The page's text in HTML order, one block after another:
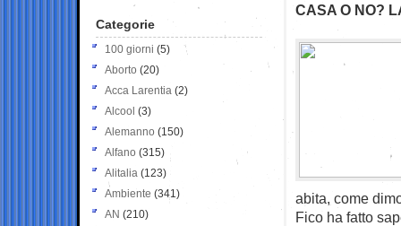
CASA O NO?
abita, come
Fico ha fatto
Categorie
100 giorni (5)
Aborto (20)
Acca Larentia (2)
Alcool (3)
Alemanno (150)
Alfano (315)
Alitalia (123)
Ambiente (341)
AN (210)